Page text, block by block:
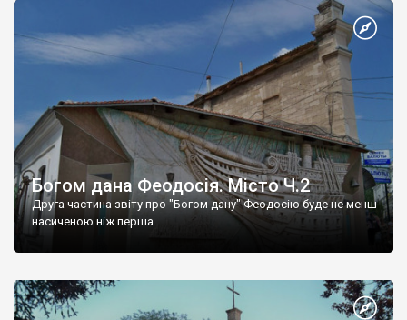
Богом дана Феодосія. Місто Ч.2
Друга частина звіту про "Богом дану" Феодосію буде не менш
насиченою ніж перша.